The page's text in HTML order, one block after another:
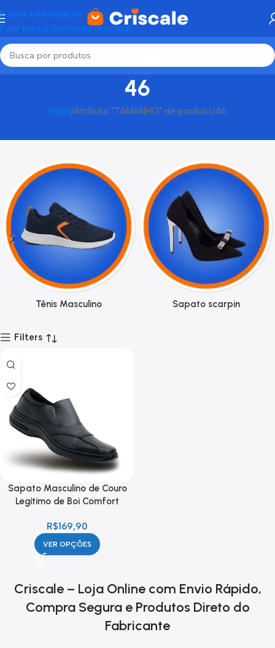
Ir para a navegação
Pular para o conteúdo principal
46
Início Atributo "TAMANHO" de produto 46
Tênis Masculino Sapato scarpin
Filters
Sapato Masculino de Couro
Legítimo de Boi Comfort
R$169,90
VER OPÇÕES
Criscale – Loja Online com Envio Rápido,
Compra Segura e Produtos Direto do
Fabricante